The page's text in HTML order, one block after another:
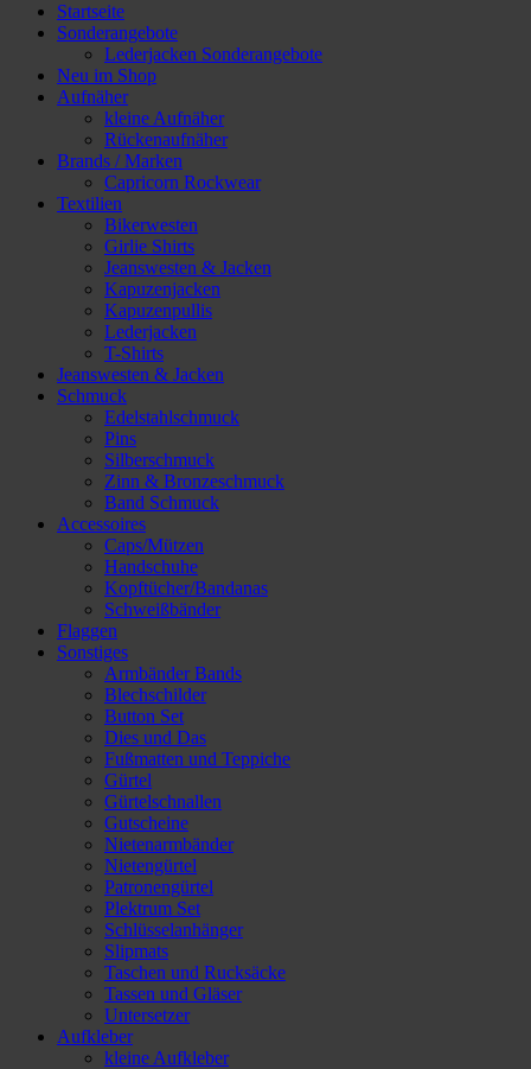
Startseite
Sonderangebote
Lederjacken Sonderangebote
Neu im Shop
Aufnäher
kleine Aufnäher
Rückenaufnäher
Brands / Marken
Capricorn Rockwear
Textilien
Bikerwesten
Girlie Shirts
Jeanswesten & Jacken
Kapuzenjacken
Kapuzenpullis
Lederjacken
T-Shirts
Jeanswesten & Jacken
Schmuck
Edelstahlschmuck
Pins
Silberschmuck
Zinn & Bronzeschmuck
Band Schmuck
Accessoires
Caps/Mützen
Handschuhe
Kopftücher/Bandanas
Schweißbänder
Flaggen
Sonstiges
Armbänder Bands
Blechschilder
Button Set
Dies und Das
Fußmatten und Teppiche
Gürtel
Gürtelschnallen
Gutscheine
Nietenarmbänder
Nietengürtel
Patronengürtel
Plektrum Set
Schlüsselanhänger
Slipmats
Taschen und Rucksäcke
Tassen und Gläser
Untersetzer
Aufkleber
kleine Aufkleber